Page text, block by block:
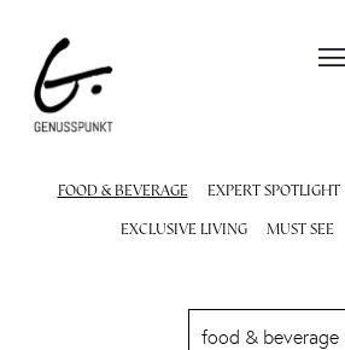
FOOD & BEVERAGE EXPERT SPOTLIGHT
EXCLUSIVE LIVING
MUST SEE
food & beverage